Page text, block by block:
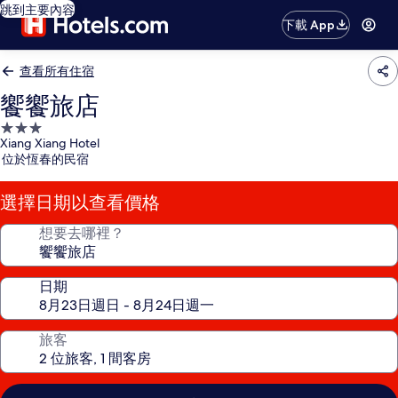
跳到主要內容
下載 App
查看所有住宿
饗饗旅店
3.0
星
級
住
宿
Xiang Xiang Hotel
位於恆春的民宿
選擇日期以查看價格
想要去哪裡？
日期
旅客